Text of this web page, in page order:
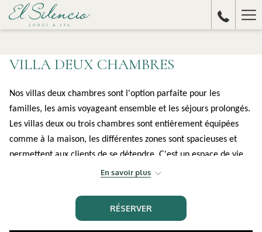
VILLA DEUX CHAMBRES
Nos villas deux chambres sont l'option parfaite pour les
familles, les amis voyageant ensemble et les séjours prolongés.
Les villas deux ou trois chambres sont entièrement équipées
comme à la maison, les différentes zones sont spacieuses et
permettent aux clients de se détendre. C'est un espace de vie
magique immergé dans les fabuleux paysages montagneux et
En savoir plus
RÉSERVER